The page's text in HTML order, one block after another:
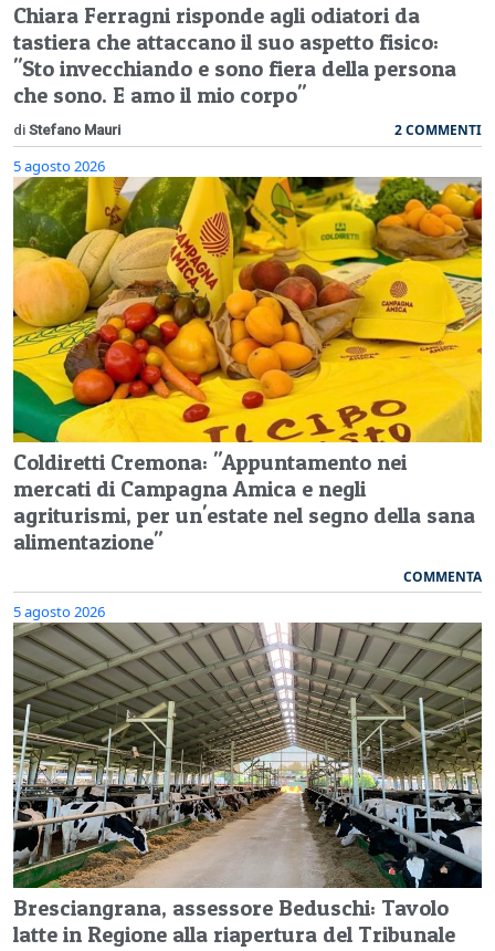
Chiara Ferragni risponde agli odiatori da
tastiera che attaccano il suo aspetto fisico:
"Sto invecchiando e sono fiera della persona
che sono. E amo il mio corpo"
di Stefano Mauri 2 COMMENTI
5 agosto 2026
Coldiretti Cremona: "Appuntamento nei
mercati di Campagna Amica e negli
agriturismi, per un'estate nel segno della sana
alimentazione"
COMMENTA
5 agosto 2026
Bresciangrana, assessore Beduschi: Tavolo
latte in Regione alla riapertura del Tribunale